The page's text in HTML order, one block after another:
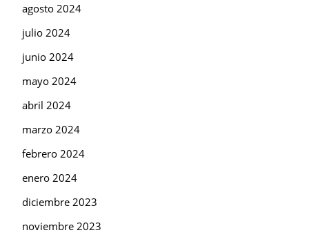
agosto 2024
julio 2024
junio 2024
mayo 2024
abril 2024
marzo 2024
febrero 2024
enero 2024
diciembre 2023
noviembre 2023